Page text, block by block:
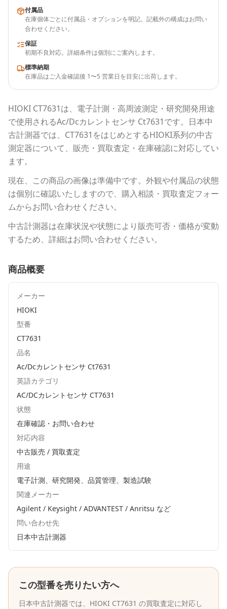
付属品
在庫個体ごとに付属品・オプションを明記。記載外の構成はお問い
合わせください。
保証
初期不良対応。詳細条件は個別にご案内します。
標準納期
在庫品はご入金確認後 1〜5 営業日を目安に出荷します。
HIOKI CT7631は、電子計測・高周波測定・研究開発用途
で使用されるAc/Dcカレントセンサ Ct7631です。 日本中
古計測器では、 CT7631 をはじめとするHIOKI系列の中古
測定器について、販売・買取査定・在庫確認に対応してい
ます。
現在、この商品の画像は準備中です。外観や付属品の状態
は個別に確認いたしますので、購入相談・買取査定フォー
ムからお問い合わせください。
中古計測器は在庫状況や状態により販売可否・価格が変動
するため、詳細はお問い合わせください。
商品概要
メーカー
HIOKI
型番
CT7631
品名
Ac/Dcカレントセンサ Ct7631
英語カテゴリ
AC/DCカレントセンサ CT7631
状態
在庫確認・お問い合わせ
対応内容
中古販売 / 買取査定
用途
電子計測、研究開発、品質管理、製造試験
関連メーカー
Agilent / Keysight / ADVANTEST / Anritsu など
問い合わせ先
日本中古計測器
この型番を売りたい方へ
日本中古計測器では、 HIOKI CT7631 の買取査定に対応し